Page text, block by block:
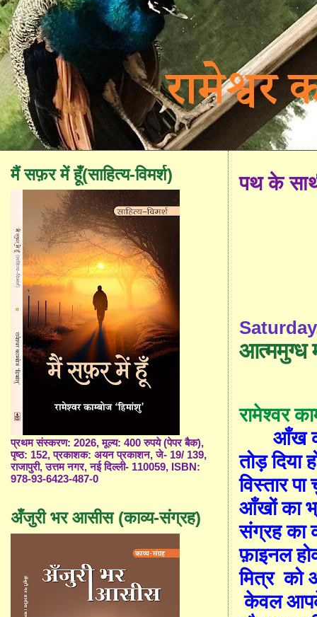
पथ के
आत्ममुग्ध
रामेश्वर
आँख
तोड़ दिया
विस्तार
आँखों का
संग्रह का
फ़ाइनल
मित्र को
केवल
मैं सफ़र में हूँ(साहित्य-विमर्श)
प्रथम संस्करण: 2026, मूल्य: 400 रुपये (पेपर बैक),
पृष्ठ: 152, प्रकाशक: अयन प्रकाशन, जे- 19/ 139,
राजापुरी, उत्तम नगर, नई दिल्ली- 110059, ISBN:
978-93-6423-487-0
अँजुरी भर आसीस (काव्य-संग्रह)